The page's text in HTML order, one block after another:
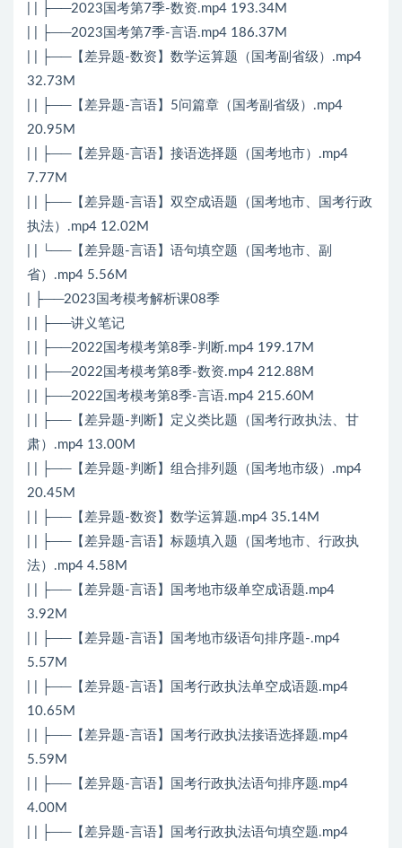
| | ├──2023国考第7季-数资.mp4 193.34M
| | ├──2023国考第7季-言语.mp4 186.37M
| | ├──【差异题-数资】数学运算题（国考副省级）.mp4
32.73M
| | ├──【差异题-言语】5问篇章（国考副省级）.mp4
20.95M
| | ├──【差异题-言语】接语选择题（国考地市）.mp4
7.77M
| | ├──【差异题-言语】双空成语题（国考地市、国考行政
执法）.mp4 12.02M
| | └──【差异题-言语】语句填空题（国考地市、副
省）.mp4 5.56M
| ├──2023国考模考解析课08季
| | ├──讲义笔记
| | ├──2022国考模考第8季-判断.mp4 199.17M
| | ├──2022国考模考第8季-数资.mp4 212.88M
| | ├──2022国考模考第8季-言语.mp4 215.60M
| | ├──【差异题-判断】定义类比题（国考行政执法、甘
肃）.mp4 13.00M
| | ├──【差异题-判断】组合排列题（国考地市级）.mp4
20.45M
| | ├──【差异题-数资】数学运算题.mp4 35.14M
| | ├──【差异题-言语】标题填入题（国考地市、行政执
法）.mp4 4.58M
| | ├──【差异题-言语】国考地市级单空成语题.mp4
3.92M
| | ├──【差异题-言语】国考地市级语句排序题-.mp4
5.57M
| | ├──【差异题-言语】国考行政执法单空成语题.mp4
10.65M
| | ├──【差异题-言语】国考行政执法接语选择题.mp4
5.59M
| | ├──【差异题-言语】国考行政执法语句排序题.mp4
4.00M
| | ├──【差异题-言语】国考行政执法语句填空题.mp4